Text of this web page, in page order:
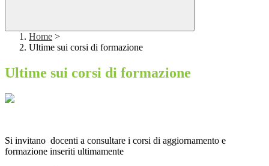
Home >
Ultime sui corsi di formazione
Ultime sui corsi di formazione
Si invitano docenti a consultare i corsi di aggiornamento e
formazione inseriti ultimamente